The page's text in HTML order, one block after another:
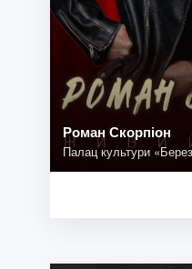
Роман Скорпіон
Палац культури